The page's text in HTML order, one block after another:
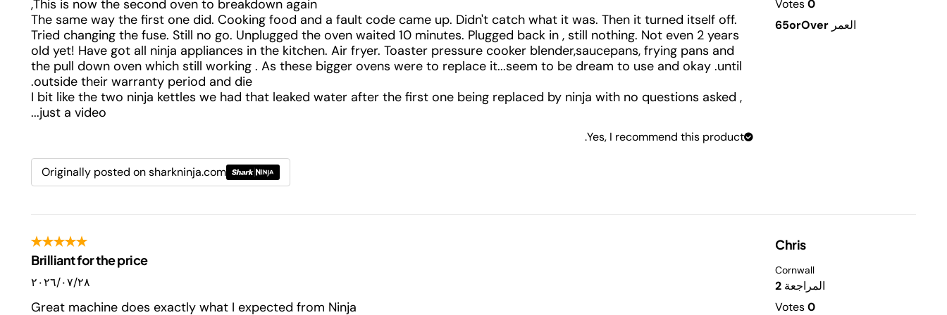
Votes0
العمر 65orOver
This is now the second oven to breakdown again,
The same way the first one did. Cooking food and a fault code came up. Didn't catch what it was. Then it turned itself off.
Tried changing the fuse. Still no go. Unplugged the oven waited 10 minutes. Plugged back in , still nothing. Not even 2 years
old yet! Have got all ninja appliances in the kitchen. Air fryer. Toaster pressure cooker blender,saucepans, frying pans and
the pull down oven which still working . As these bigger ovens were to replace it...seem to be dream to use and okay .until
outside their warranty period and die.
I bit like the two ninja kettles we had that leaked water after the first one being replaced by ninja with no questions asked ,
just a video...
Yes, I recommend this product.
Originally posted on sharkninja.com
Chris
Cornwall
المراجعة 2
Votes0
Brilliant for the price
٢٨‏/٠٧‏/٢٠٢٦
Great machine does exactly what I expected from Ninja